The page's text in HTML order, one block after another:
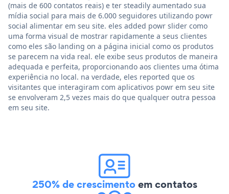
(mais de 600 contatos reais) e ter steadily aumentado sua
mídia social para mais de 6.000 seguidores utilizando powr
social alimentar em seu site. eles added powr slider como
uma forma visual de mostrar rapidamente a seus clientes
como eles são landing on a página inicial como os produtos
se parecem na vida real. ele exibe seus produtos de maneira
adequada e perfeita, proporcionando aos clientes uma ótima
experiência no local. na verdade, eles reported que os
visitantes que interagiram com aplicativos powr em seu site
se envolveram 2,5 vezes mais do que qualquer outra pessoa
em seu site.
250% de crescimentoem contatos